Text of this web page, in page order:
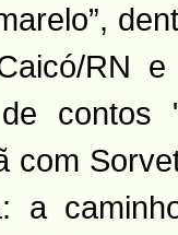
RN
contos
com
a